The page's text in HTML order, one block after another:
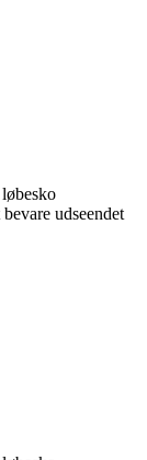
udseendet